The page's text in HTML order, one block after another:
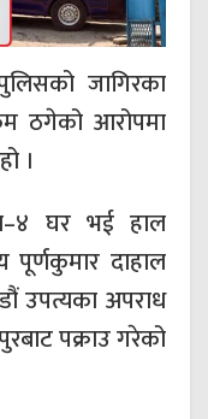
जागिरका
ठगेको आरोपमा
।
घर भई हाल
पूर्णकुमार दाहाल
उपत्यका अपराध
पक्राउ गरेको